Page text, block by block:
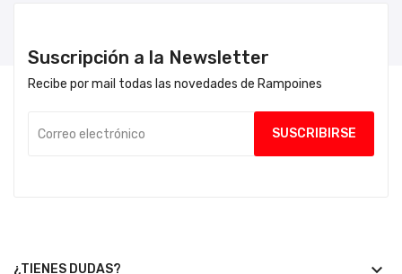
Suscripción a la Newsletter
Recibe por mail todas las novedades de Rampoines
¿TIENES DUDAS?